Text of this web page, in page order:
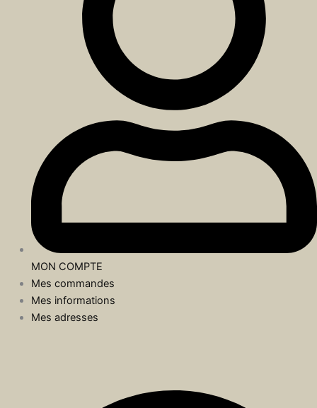
MON COMPTE
Mes commandes
Mes informations
Mes adresses